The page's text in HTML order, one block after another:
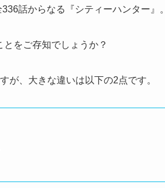
話からなる『シティーハンター』。
とをご存知でしょうか？
が、大きな違いは以下の2点です。